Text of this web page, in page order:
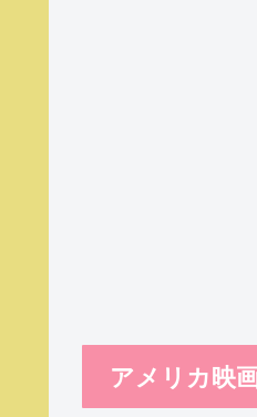
アメリカ映